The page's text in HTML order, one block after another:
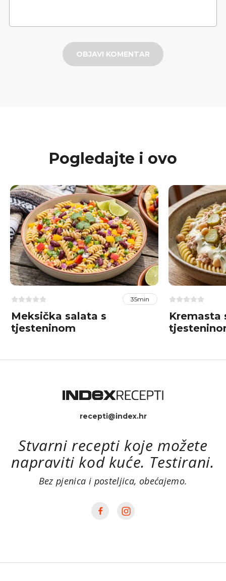
OBJAVI KOMENTAR
Pogledajte i ovo
35min
Meksička salata s
tjesteninom
Kremasta
recepti@index.hr
Stvarni recepti koje možete
napraviti kod kuće. Testirani.
Bez pjenica i posteljica, obećajemo.